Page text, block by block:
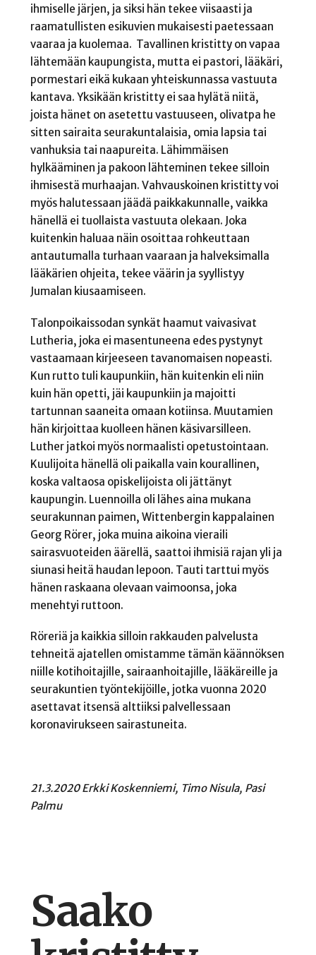
ihmiselle järjen, ja siksi hän tekee viisaasti ja
raamatullisten esikuvien mukaisesti paetessaan
vaaraa ja kuolemaa. Tavallinen kristitty on vapaa
lähtemään kaupungista, mutta ei pastori, lääkäri,
pormestari eikä kukaan yhteiskunnassa vastuuta
kantava. Yksikään kristitty ei saa hylätä niitä,
joista hänet on asetettu vastuuseen, olivatpa he
sitten sairaita seurakuntalaisia, omia lapsia tai
vanhuksia tai naapureita. Lähimmäisen
hylkääminen ja pakoon lähteminen tekee silloin
ihmisestä murhaajan. Vahvauskoinen kristitty voi
myös halutessaan jäädä paikkakunnalle, vaikka
hänellä ei tuollaista vastuuta olekaan. Joka
kuitenkin haluaa näin osoittaa rohkeuttaan
antautumalla turhaan vaaraan ja halveksimalla
lääkärien ohjeita, tekee väärin ja syyllistyy
Jumalan kiusaamiseen.
Talonpoikaissodan synkät haamut vaivasivat
Lutheria, joka ei masentuneena edes pystynyt
vastaamaan kirjeeseen tavanomaisen nopeasti.
Kun rutto tuli kaupunkiin, hän kuitenkin eli niin
kuin hän opetti, jäi kaupunkiin ja majoitti
tartunnan saaneita omaan kotiinsa. Muutamien
hän kirjoittaa kuolleen hänen käsivarsilleen.
Luther jatkoi myös normaalisti opetustointaan.
Kuulijoita hänellä oli paikalla vain kourallinen,
koska valtaosa opiskelijoista oli jättänyt
kaupungin. Luennoilla oli lähes aina mukana
seurakunnan paimen, Wittenbergin kappalainen
Georg Rörer, joka muina aikoina vieraili
sairasvuoteiden äärellä, saattoi ihmisiä rajan yli ja
siunasi heitä haudan lepoon. Tauti tarttui myös
hänen raskaana olevaan vaimoonsa, joka
menehtyi ruttoon.
Röreriä ja kaikkia silloin rakkauden palvelusta
tehneitä ajatellen omistamme tämän käännöksen
niille kotihoitajille, sairaanhoitajille, lääkäreille ja
seurakuntien työntekijöille, jotka vuonna 2020
asettavat itsensä alttiiksi palvellessaan
koronavirukseen sairastuneita.
21.3.2020 Erkki Koskenniemi, Timo Nisula, Pasi
Palmu
Saako